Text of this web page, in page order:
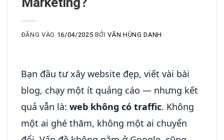
ĐĂNG VÀO 16/04/2025 BỞIVĂN HÙNG DANH
Bạn đầu tư xây website đẹp, viết vài bài
blog, chạy một ít quảng cáo — nhưng kết
quả vẫn là: web không có traffic. Không
một ai ghé thăm, không một ai chuyển